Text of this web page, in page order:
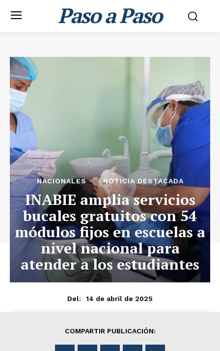
Paso a Paso
NACIONALES NOTICIA DESTACADA
INABIE amplia servicios
bucales gratuitos con 54
módulos fijos en escuelas a
nivel nacional para
atender a los estudiantes
Del: 14 de abril de 2025
COMPARTIR PUBLICACIÓN: